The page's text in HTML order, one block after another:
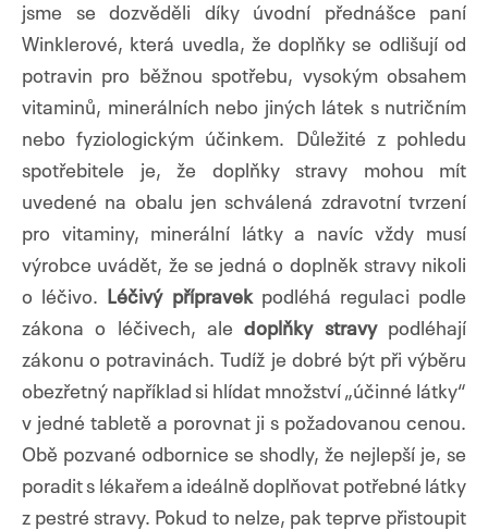
jsme se dozvěděli díky úvodní přednášce paní
Winklerové, která uvedla, že doplňky se odlišují od
potravin pro běžnou spotřebu, vysokým obsahem
vitaminů, minerálních nebo jiných látek s nutričním
nebo fyziologickým účinkem. Důležité z pohledu
spotřebitele je, že doplňky stravy mohou mít
uvedené na obalu jen schválená zdravotní tvrzení
pro vitaminy, minerální látky a navíc vždy musí
výrobce uvádět, že se jedná o doplněk stravy nikoli
o léčivo.
Léčivý přípravek podléhá regulaci podle
zákona o léčivech, aledoplňky stravypodléhají
zákonu o potravinách. Tudíž je dobré být při výběru
obezřetný například si hlídat množství „účinné látky“
v jedné tabletě a porovnat ji s požadovanou cenou.
Obě pozvané odbornice se shodly, že nejlepší je, se
poradit s lékařem a ideálně doplňovat potřebné látky
z pestré stravy. Pokud to nelze, pak teprve přistoupit